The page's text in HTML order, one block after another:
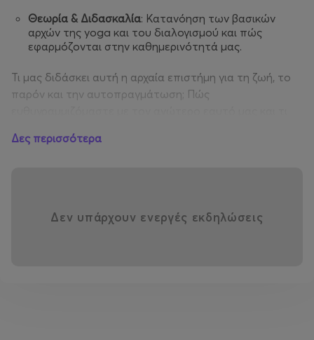
Θεωρία & Διδασκαλία: Κατανόηση των βασικών
αρχών της yoga και του διαλογισμού και πώς
εφαρμόζονται στην καθημερινότητά μας.
Τι μας διδάσκει αυτή η αρχαία επιστήμη για τη ζωή, το
παρόν και την αυτοπραγμάτωση; Πώς
αποτελεί την ουσία της πρακτική. Η Yoga δεν είναι
«φιλοσοφία του καναπέ», αλλά τρόπος ζωής και
Δες περισσότερα
Δεν υπάρχουν ενεργές εκδηλώσεις